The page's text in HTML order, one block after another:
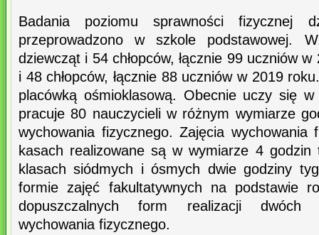
Badania poziomu sprawności
przeprowadzono w szkole podstawowej.
dziewcząt i 54 chłopców, łącznie 99 uczniów
i 48 chłopców, łącznie 88 uczniów w 2019
placówką ośmioklasową. Obecnie uczy się
pracuje 80 nauczycieli w różnym wymiarze
wychowania fizycznego. Zajęcia wychowania
kasach realizowane są w wymiarze 4 godzin
klasach siódmych i ósmych dwie godziny
formie zajęć fakultatywnych na podstawie
dopuszczalnych form realizacji dwóch
wychowania fizycznego.